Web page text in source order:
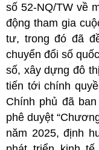
số 52-NQ/TW về
động tham gia
tư, trong đó đã
chuyển đổi số
số, xây dựng đô
tiến tới chính
Chính phủ đã
phê duyệt
năm 2025, định